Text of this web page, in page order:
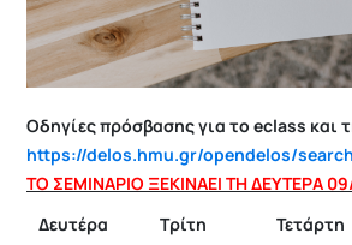
Οδηγίες πρόσβασης για το eclass και
https://delos.hmu.gr/opendelos/
ΤΟ ΣΕΜΙΝΑΡΙΟ ΞΕΚΙΝΑΕΙ ΤΗ ΔΕΥΤΕΡΑ
Δευτέρα
Τρίτη Τετάρτη